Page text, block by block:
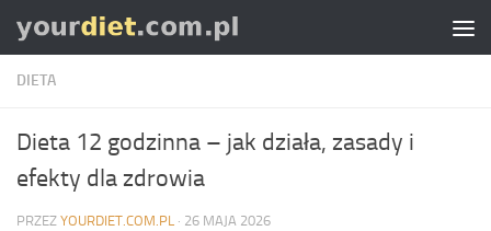
Skip to content
DIETA
Dieta 12 godzinna – jak działa, zasady i
efekty dla zdrowia
PRZEZ YOURDIET.COM.PL · 26 MAJA 2026